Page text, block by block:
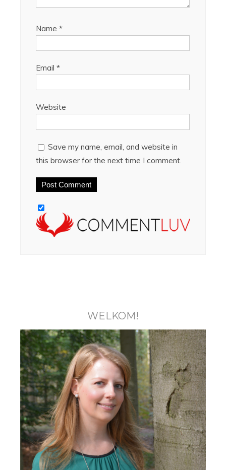
Name *
Email *
Website
Save my name, email, and website in
this browser for the next time I comment.
WELKOM!